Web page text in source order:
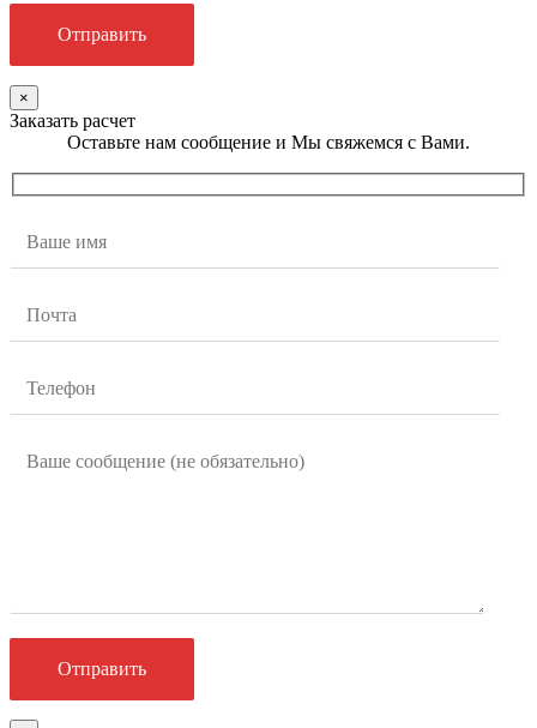
×
Заказать расчет
Оставьте нам сообщение и Мы свяжемся с Вами.